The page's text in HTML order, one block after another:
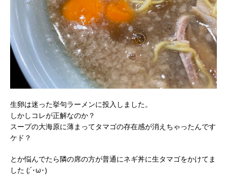
生卵は迷った挙句ラーメンに投入しました。
しかしコレが正解なのか？
スープの大海原に薄まってタマゴの存在感が消えちゃったんです
ケド？
とか悩んでたら隣の席の方が普通にネギ丼に生タマゴをかけてま
した (;´･ω･)